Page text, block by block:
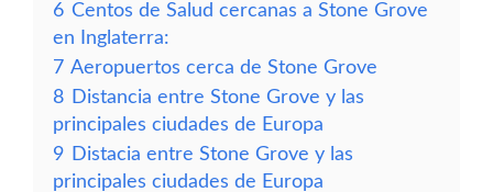
6 Centos de Salud cercanas a Stone Grove
en Inglaterra:
7 Aeropuertos cerca de Stone Grove
8 Distancia entre Stone Grove y las
principales ciudades de Europa
9 Distacia entre Stone Grove y las
principales ciudades de Europa